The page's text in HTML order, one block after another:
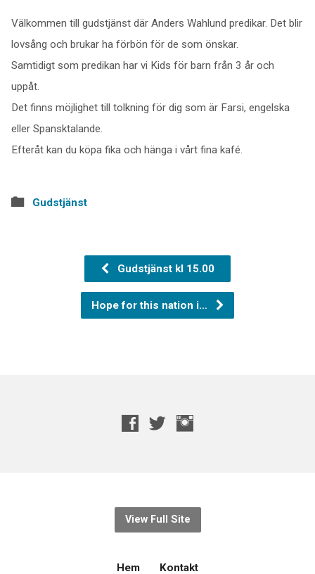
Välkommen till gudstjänst där Anders Wahlund predikar. Det blir
lovsång och brukar ha förbön för de som önskar.
Samtidigt som predikan har vi Kids för barn från 3 år och
uppåt.
Det finns möjlighet till tolkning för dig som är Farsi, engelska
eller Spansktalande.
Efteråt kan du köpa fika och hänga i vårt fina kafé.
Gudstjänst
Gudstjänst kl 15.00
Hope for this nation i…
View Full Site
Hem Kontakt